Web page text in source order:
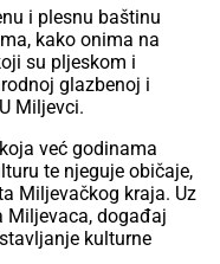
i plesnu baštinu
kako onima na
su pljeskom i
glazbenoj i
Miljevci.
već godinama
te njeguje običaje,
Miljevačkog kraja. Uz
Miljevaca, događaj
kulturne